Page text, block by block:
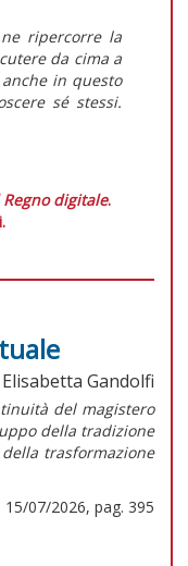
ripercorre la
da cima a
in questo
sé stessi.
Regno digitale.
Gandolfi
del magistero
della tradizione
trasformazione
07/2026, pag. 395